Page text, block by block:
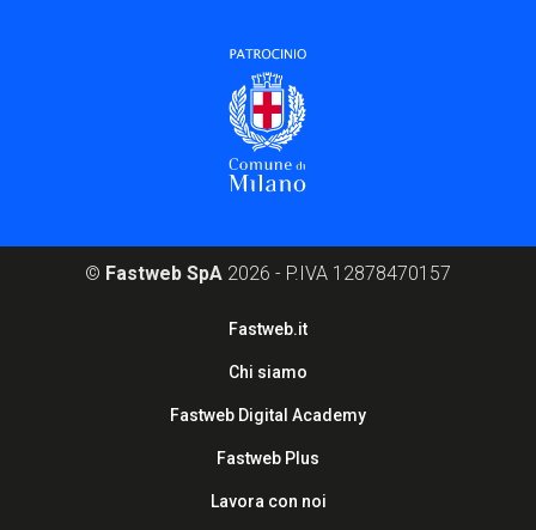
© Fastweb SpA 2026 - P.IVA 12878470157
Fastweb.it
Chi siamo
Fastweb Digital Academy
Fastweb Plus
Lavora con noi